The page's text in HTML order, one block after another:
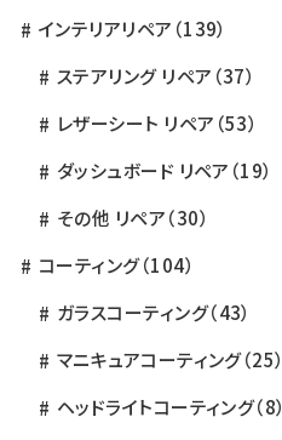
インテリアリペア （139）
ステアリング リペア （37）
レザーシート リペア （53）
ダッシュボード リペア （19）
その他 リペア（30）
コーティング（104）
ガラスコーティング（43）
マニキュアコーティング（25）
ヘッドライトコーティング（8）